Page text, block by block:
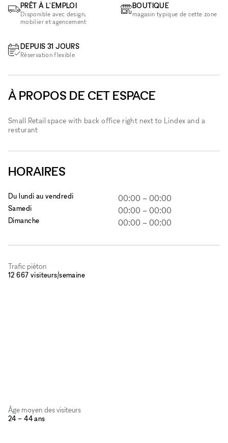
PRÊT À L'EMPLOI
Disponible avec design,
mobilier et agencement
DEPUIS 31 JOURS
Réservation flexible
BOUTIQUE
magasin typique de cette zone
À PROPOS DE CET ESPACE
Small Retail space with back office right next to Lindex and a
resturant
HORAIRES
Du lundi au vendredi 00:00 – 00:00
Samedi 00:00 – 00:00
Dimanche 00:00 – 00:00
Trafic piéton
12 667 visiteurs/semaine
Âge moyen des visiteurs
24 – 44 ans